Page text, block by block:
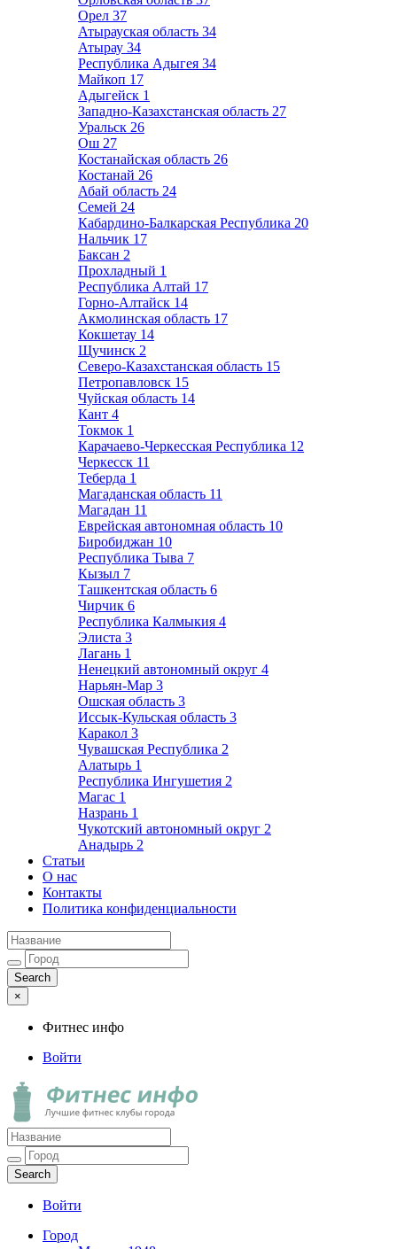
Орел 37
Атырауская область 34
Атырау 34
Республика Адыгея 34
Майкоп 17
Адыгейск 1
Западно-Казахстанская область 27
Уральск 26
Ош 27
Костанайская область 26
Костанай 26
Абай область 24
Семей 24
Кабардино-Балкарская Республика 20
Нальчик 17
Баксан 2
Прохладный 1
Республика Алтай 17
Горно-Алтайск 14
Акмолинская область 17
Кокшетау 14
Щучинск 2
Северо-Казахстанская область 15
Петропавловск 15
Чуйская область 14
Кант 4
Токмок 1
Карачаево-Черкесская Республика 12
Черкесск 11
Теберда 1
Магаданская область 11
Магадан 11
Еврейская автономная область 10
Биробиджан 10
Республика Тыва 7
Кызыл 7
Ташкентская область 6
Чирчик 6
Республика Калмыкия 4
Элиста 3
Лагань 1
Ненецкий автономный округ 4
Нарьян-Мар 3
Ошская область 3
Иссык-Кульская область 3
Каракол 3
Чувашская Республика 2
Алатырь 1
Республика Ингушетия 2
Магас 1
Назрань 1
Чукотский автономный округ 2
Анадырь 2
Статьи
О нас
Контакты
Политика конфиденциальности
×
Фитнес инфо
Войти
Фитнес инфо
Лучшие фитнес клубы города
Войти
Город